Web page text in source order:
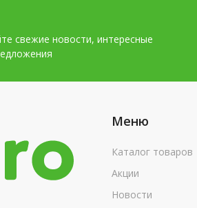
свежие новости, интересные
Меню
Каталог товаров
Акции
Новости